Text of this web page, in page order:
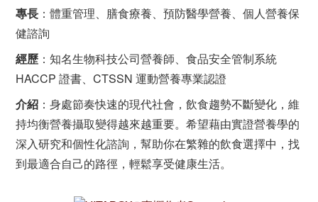
專長 ：體重管理、膳食療養、預防醫學營養、個人營養保
健諮詢
經歷 ：知名生物科技公司營養師、食品安全管制系統
HACCP 證書、CTSSN 運動營養專業認證
介紹 ：身處節奏快速的現代社會，飲食趨勢不斷變化，維
持均衡營養攝取變得越來越重要。希望藉由實證營養學的
深入研究和個性化諮詢，幫助你在繁雜的飲食選擇中，找
到最適合自己的路徑，輕鬆享受健康生活。